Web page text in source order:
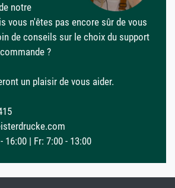
notre
vous n'êtes pas encore sûr de vous
de conseils sur le choix du support
?
un plaisir de vous aider.
16:00 | Fr: 7:00 - 13:00